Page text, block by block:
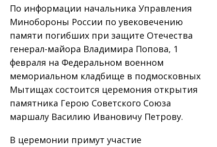
По информации начальника Управления
Минобороны России по увековечению
памяти погибших при защите Отечества
генерал-майора Владимира Попова, 1
февраля на Федеральном военном
мемориальном кладбище в подмосковных
Мытищах состоится церемония открытия
памятника Герою Советского Союза
маршалу Василию Ивановичу Петрову.
В церемонии примут участие